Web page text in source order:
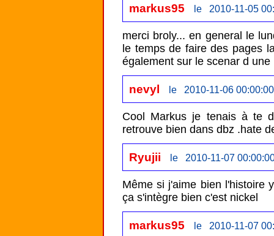
markus95 le 2010-11-05
merci broly... en general le
le temps de faire des pages
également sur le scenar d
nevyl le 2010-11-06 00:00:00
Cool Markus je tenais à te
retrouve bien dans dbz .hate
Ryujii le 2010-11-07
Même si j'aime bien l'histoire
ça s'intègre bien c'est nickel
markus95 le 2010-11-07